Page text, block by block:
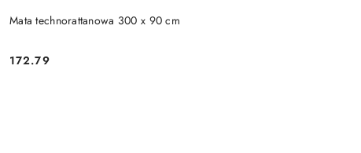
Mata technorattanowa 300 x 90 cm
Cena:
172.79